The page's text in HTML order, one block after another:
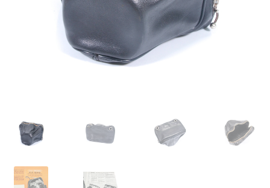
Zamówienia